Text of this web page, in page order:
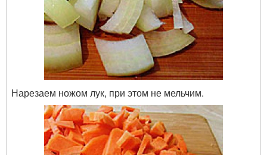
Нарезаем ножом лук, при этом не мельчим.